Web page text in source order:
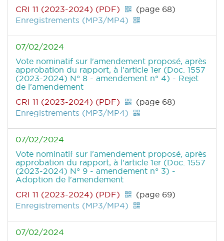
CRI 11 (2023-2024) (PDF)
(page 68)
Enregistrements (MP3/MP4)
07/02/2024
Vote nominatif sur l'amendement proposé, après
approbation du rapport, à l'article 1er (Doc. 1557
(2023-2024) N° 8 - amendement n° 4) - Rejet
de l'amendement
CRI 11 (2023-2024) (PDF)
(page 68)
Enregistrements (MP3/MP4)
07/02/2024
Vote nominatif sur l'amendement proposé, après
approbation du rapport, à l'article 1er (Doc. 1557
(2023-2024) N° 9 - amendement n° 3) -
Adoption de l'amendement
CRI 11 (2023-2024) (PDF)
(page 69)
Enregistrements (MP3/MP4)
07/02/2024